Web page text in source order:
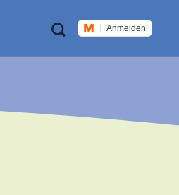
Meta
Navigation
Suche Anmelden